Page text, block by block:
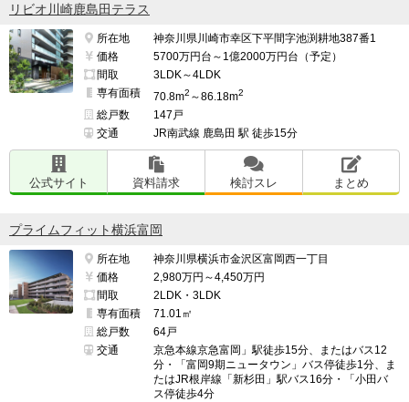
リビオ川崎鹿島田テラス
所在地
神奈川県川崎市幸区下平間字池渕耕地387番1
価格
5700万円台～1億2000万円台（予定）
間取
3LDK～4LDK
専有面積
70.8m2 ～86.18m2
総戸数
147戸
交通
JR南武線 鹿島田 駅 徒歩15分
公式サイト 資料請求 検討スレ まとめ
プライムフィット横浜富岡
所在地
神奈川県横浜市金沢区富岡西一丁目
価格
2,980万円～4,450万円
間取
2LDK・3LDK
専有面積
71.01㎡
総戸数
64戸
交通
京急本線京急富岡」駅徒歩15分、またはバス12
分・「富岡9期ニュータウン」バス停徒歩1分、ま
たはJR根岸線「新杉田」駅バス16分・「小田バ
ス停徒歩4分